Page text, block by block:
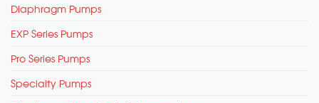
Diaphragm Pumps
EXP Series Pumps
Pro Series Pumps
Specialty Pumps